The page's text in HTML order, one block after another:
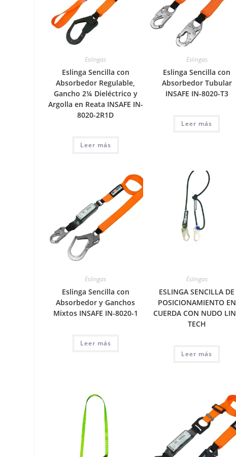
Eslingas
Eslinga Sencilla con
Absorbedor Regulable,
Gancho 2¼ Dieléctrico y
Argolla en Reata INSAFE IN-
8020-2R1D
Leer más
Eslingas
Eslinga Sencilla con
Absorbedor Tubular
INSAFE IN-8020-T3
Leer más
Eslingas
Eslinga Sencilla con
Absorbedor y Ganchos
Mixtos INSAFE IN-8020-1
Leer más
Eslingas
ESLINGA SENCILLA DE
POSICIONAMIENTO EN
CUERDA CON NUDO
TECH
Leer más